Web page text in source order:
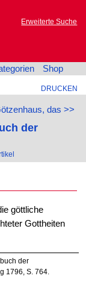
Erweiterte Suche
Shop
DRUCKEN
das >>
der
göttliche
Gottheiten
der
1796, S. 764.